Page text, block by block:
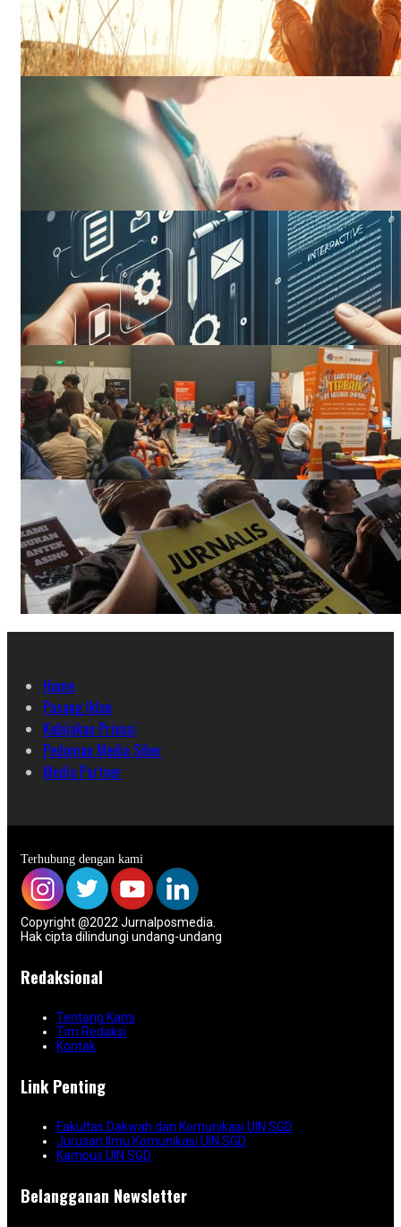
Home
Pasang Iklan
Kebijakan Privasi
Pedoman Media Siber
Media Partner
Terhubung dengan kami
Copyright @2022 Jurnalposmedia.
Hak cipta dilindungi undang-undang
Redaksional
Tentang Kami
Tim Redaksi
Kontak
Link Penting
Fakultas Dakwah dan Komunikasi UIN SGD
Jurusan Ilmu Komunikasi UIN SGD
Kampus UIN SGD
Belangganan Newsletter